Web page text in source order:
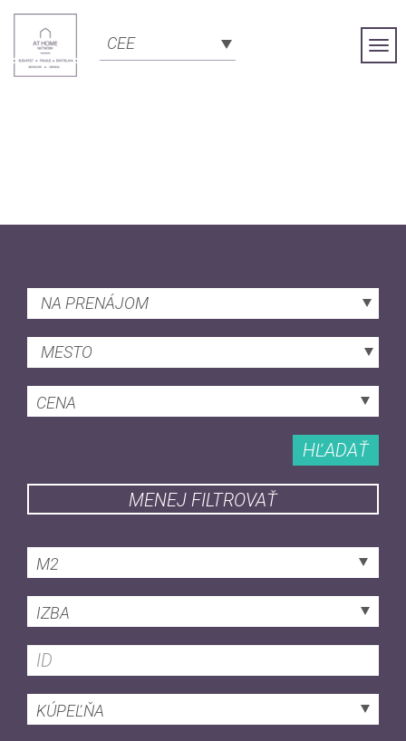
CEE
NA PRENÁJOM
MESTO
CENA
HĽADAŤ
MENEJ FILTROVAŤ
M2
IZBA
KÚPEĽŇA